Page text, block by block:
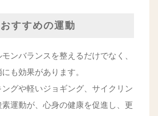
すすめの運動
ンバランスを整えるだけでなく、
も効果があります。
グや軽いジョギング、サイクリン
素運動が、心身の健康を促進し、更